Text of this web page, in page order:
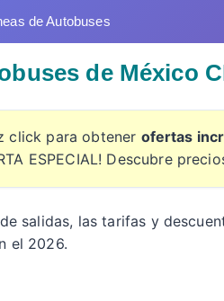
de Autobuses
de México
click para obtener ofertas
ESPECIAL! Descubre
salidas, las tarifas y
el 2026.